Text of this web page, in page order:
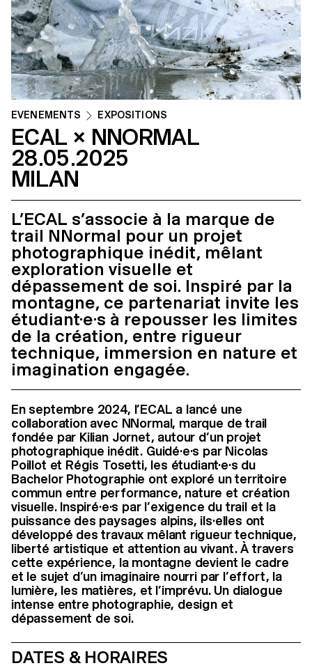
ÉVÉNEMENTS EXPOSITIONS
ECAL × NNORMAL
28.05.2025
MILAN
L’ECAL s’associe à la marque de
trail NNormal pour un projet
photographique inédit, mêlant
exploration visuelle et
dépassement de soi. Inspiré par la
montagne, ce partenariat invite les
étudiant·e·s à repousser les limites
de la création, entre rigueur
technique, immersion en nature et
imagination engagée.
En septembre 2024, l’ECAL a lancé une
collaboration avec NNormal, marque de trail
fondée par Kilian Jornet, autour d’un projet
photographique inédit. Guidé·e·s par Nicolas
Poillot et Régis Tosetti, les étudiant·e·s du
Bachelor Photographie ont exploré un territoire
commun entre performance, nature et création
visuelle. Inspiré·e·s par l’exigence du trail et la
puissance des paysages alpins, ils·elles ont
développé des travaux mêlant rigueur technique,
liberté artistique et attention au vivant. À travers
cette expérience, la montagne devient le cadre
et le sujet d’un imaginaire nourri par l’effort, la
lumière, les matières, et l’imprévu. Un dialogue
intense entre photographie, design et
dépassement de soi.
DATES & HORAIRES